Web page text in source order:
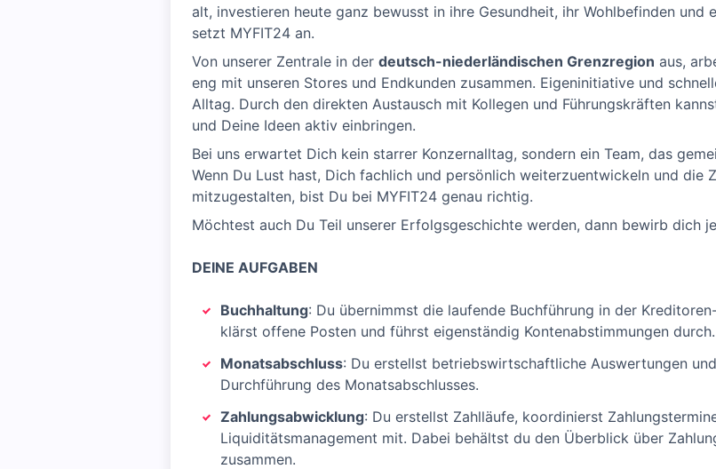
alt, investieren heute ganz bewusst in ihre Gesundheit, ihr Wohlbefinden und
setzt MYFIT24 an.
Von unserer Zentrale in der deutsch-niederländischen Grenzregion aus,
eng mit unseren Stores und Endkunden zusammen. Eigeninitiative und
Alltag. Durch den direkten Austausch mit Kollegen und Führungskräften
und Deine Ideen aktiv einbringen.
Bei uns erwartet Dich kein starrer Konzernalltag, sondern ein Team, das
Wenn Du Lust hast, Dich fachlich und persönlich weiterzuentwickeln und die
mitzugestalten, bist Du bei MYFIT24 genau richtig.
Möchtest auch Du Teil unserer Erfolgsgeschichte werden, dann bewirb dich
DEINE AUFGABEN
Buchhaltung: Du übernimmst die laufende Buchführung in der
klärst offene Posten und führst eigenständig Kontenabstimmungen durch.
Monatsabschluss: Du erstellst betriebswirtschaftliche Auswertungen
Durchführung des Monatsabschlusses.
Zahlungsabwicklung: Du erstellst Zahlläufe, koordinierst
Liquiditätsmanagement mit. Dabei behältst du den Überblick über
zusammen.